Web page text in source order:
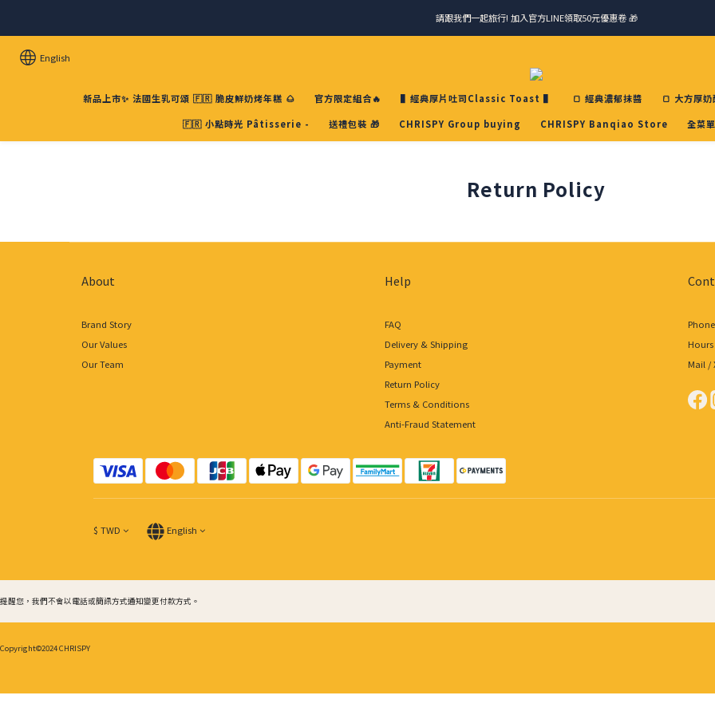
請跟我們一起旅行! 加入官方LINE領取50元優惠卷 🎁
請跟我們一起旅行! 加入官方LINE領取50元優惠卷 🎁
請跟我們一起旅行! 加入官方LINE領取50元優惠卷 🎁
English
新品上市✨ 法國生乳可頌 🇫🇷 脆皮鮮奶烤年糕 🌰 官方限定組合🔥 ▌經典厚片吐司Classic Toast ▌ 🍞 經典濃郁抹醬 🍞 大方厚奶
🇫🇷 小點時光 Pâtisserie -
送禮包裝 🎁 CHRISPY Group buying CHRISPY Banqiao Store 全菜
Return Policy
About
Brand Story
Our Values
Our Team
Help
FAQ
Delivery & Shipping
Payment
Return Policy
Terms & Conditions
Anti-Fraud Statement
Phone
Hours
Mail /
$ TWD English
提醒您，我們不會以電話或簡訊方式通知變更付款方式。
Copyright©2024 CHRISPY